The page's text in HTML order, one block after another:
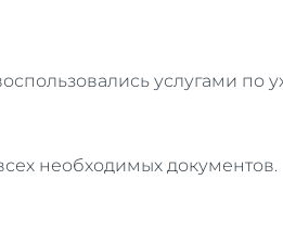
услугами
необходимых документов.